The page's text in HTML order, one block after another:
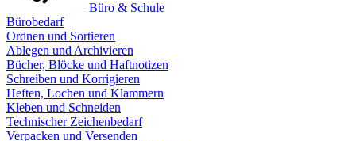
Büro & Schule
Bürobedarf
Ordnen und Sortieren
Ablegen und Archivieren
Bücher, Blöcke und Haftnotizen
Schreiben und Korrigieren
Heften, Lochen und Klammern
Kleben und Schneiden
Technischer Zeichenbedarf
Verpacken und Versenden